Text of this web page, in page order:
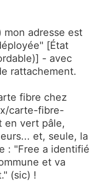
adresse est
[État
- avec
rattachement.
fibre chez
carte-fibre-
en vert pâle,
et, seule, la
: "Free a identifié
et va
(sic) !